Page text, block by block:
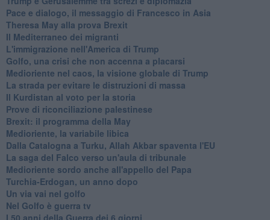
Pace e dialogo, il messaggio di Francesco in Asia
Theresa May alla prova Brexit
Il Mediterraneo dei migranti
L'immigrazione nell'America di Trump
Golfo, una crisi che non accenna a placarsi
Medioriente nel caos, la visione globale di Trump
La strada per evitare le distruzioni di massa
Il Kurdistan al voto per la storia
Prove di riconciliazione palestinese
Brexit: il programma della May
Medioriente, la variabile libica
Dalla Catalogna a Turku, Allah Akbar spaventa l'EU
La saga del Falco verso un'aula di tribunale
Medioriente sordo anche all'appello del Papa
Turchia-Erdogan, un anno dopo
Un via vai nel golfo
Nel Golfo è guerra tv
I 50 anni della Guerra dei 6 giorni